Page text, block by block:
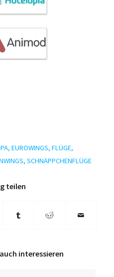
,EUROWINGS,FLÜGE,
, SCHNÄPPCHENFLÜGE
teilen
interessieren